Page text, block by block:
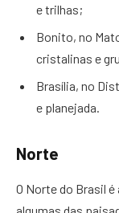
e trilhas;
Bonito, no
cristalinas e
Brasília, no
e planejada.
Norte
O Norte do Brasil